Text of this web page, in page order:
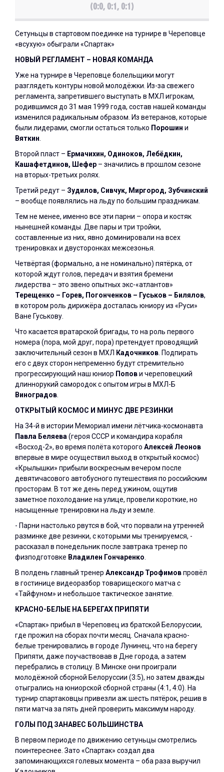
(0:0, 0:1, 0:1)
Сетуньцы в стартовом поединке на турнире в Череповце
«всухую» обыграли «Спартак»
НОВЫЙ РЕГЛАМЕНТ – НОВАЯ КОМАНДА
Уже на турнире в Череповце болельщики могут
разглядеть контуры новой молодёжки. Из-за свежего
регламента, запретившего выступать в МХЛ игрокам,
родившимся до 31 мая 1999 года, состав нашей команды
изменился радикальным образом. Из ветеранов, которые
были лидерами, смогли остаться только Порошин и
Вяткин
Второй пласт – Ермачихин, Одиноков, Лебёдкин,
Кашафетдинов, Шефер – значились в прошлом сезоне
на вторых-третьих ролях.
Третий редут – Зудилов, Сивчук, Миргород, Зубчинский
– вообще появлялись на льду по большим праздникам.
Тем не менее, именно все эти парни – опора и костяк
нынешней команды. Две пары и три тройки,
составленные из них, явно доминировали на всех
тренировках и двусторонках межсезонья.
Четвёртая (формально, а не номинально) пятёрка, от
которой ждут голов, передач и взятия бремени
лидерства – это звено опытных экс-«атлантов»
Терещенко – Горев, Погонченков – Гуськов – Билялов,
в котором роль дирижёра досталась юниору из «Руси»
Ване Гуськову.
Что касается вратарской бригады, то на роль первого
номера (пора, мой друг, пора) претендует проводящий
заключительный сезон в МХЛ Кадочников . Подпирать
его с двух сторон непременно будут стремительно
прогрессирующий наш юниор Попови череповецкий
длиннорукий самородок с опытом игры в МХЛ-Б
Виноградов
ОТКРЫТЫЙ КОСМОС И МИНУС ДВЕ РЕЗИНКИ
На 34-й в истории Мемориал имени лётчика-космонавта
Павла Беляева (героя СССР и командира корабля
«Восход-2», во время полёта которого Алексей Леонов
впервые в мире осуществил выход в открытый космос)
«Крылышки» прибыли воскресным вечером после
девятичасового автобусного путешествия по российским
просторам. В тот же день перед ужином, ощутив
заметное похолодание на улице, провели короткие, но
насыщенные тренировки на льду и земле.
- Парни настолько рвутся в бой, что порвали на утренней
разминке две резинки, с которыми мы тренируемся, -
рассказал в понедельник после завтрака тренер по
физподготовке Владилен Гончаренко
В полдень главный тренер Александр Трофимовпровёл
в гостинице видеоразбор товарищеского матча с
«Тайфуном» и небольшое тактическое занятие.
КРАСНО-БЕЛЫЕ НА БЕРЕГАХ ПРИПЯТИ
«Спартак» прибыл в Череповец из братской Белоруссии,
где прожил на сборах почти месяц. Сначала красно-
белые тренировались в городе Лунинец, что на берегу
Припяти, даже поучаствовав в Дне города, а затем
перебрались в столицу. В Минске они проиграли
молодёжной сборной Белоруссии (3:5), но затем дважды
отыгрались на юниорской сборной страны (4:1, 4:0). На
турнир спартаковцы привезли аж шесть пятёрок, решив в
пяти матча за пять дней проверить максимум народу.
ГОЛЫ ПОД ЗАНАВЕС БОЛЬШИНСТВА
В первом периоде по движению сетуньцы смотрелись
поинтереснее. Зато «Спартак» создал два
запоминающихся голевых момента – оба раза выручил